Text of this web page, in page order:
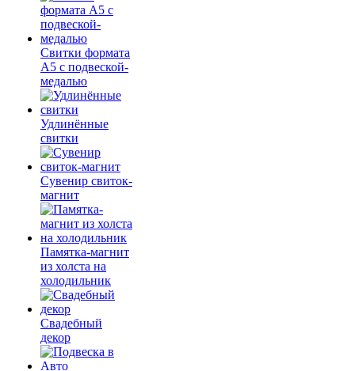
Свитки формата
А5 с подвеской-
медалью
Удлинённые
свитки
Сувенир свиток-
магнит
Памятка-магнит
из холста на
холодильник
Свадебный
декор